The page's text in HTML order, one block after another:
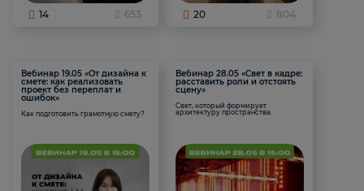
14 653 20 804
Вебинар 19.05 «От дизайна к
смете: как реализовать
проект без переплат и
ошибок»
Как подготовить грамотную смету?
Вебинар 28.05 «Свет в кадре:
расставить роли и отстоять
сцену»
Свет, который формирует
архитектуру пространства.